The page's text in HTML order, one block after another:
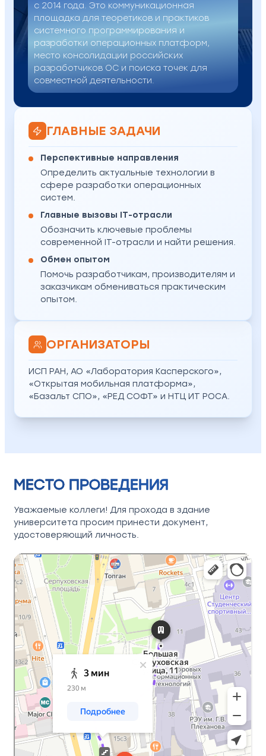
с 2014 года. Это коммуникационная
площадка для теоретиков и практиков
системного программирования и
разработки операционных платформ,
место консолидации российских
разработчиков ОС и поиска точек для
совместной деятельности.
ГЛАВНЫЕ ЗАДАЧИ
Перспективные направления
Определить актуальные технологии в
сфере разработки операционных
систем.
Главные вызовы IT-отрасли
Обозначить ключевые проблемы
современной IT-отрасли и найти решения.
Обмен опытом
Помочь разработчикам, производителям и
заказчикам обмениваться практическим
опытом.
ОРГАНИЗАТОРЫ
ИСП РАН, АО «Лаборатория Касперского»,
«Открытая мобильная платформа»,
«Базальт СПО», «РЕД СОФТ» и НТЦ ИТ РОСА.
МЕСТО ПРОВЕДЕНИЯ
Уважаемые коллеги! Для прохода в здание
университета просим принести документ,
удостоверяющий личность.
Москва
Яндекс Карты